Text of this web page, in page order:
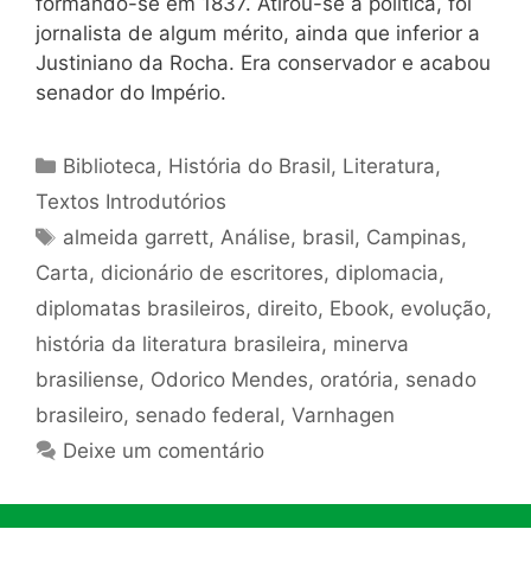
jornalista de algum mérito, ainda que inferior a
Justiniano da Rocha. Era conservador e acabou
senador do Império.
Categorias
Biblioteca, História do Brasil, Literatura,
Textos Introdutórios
Tags
almeida garrett, Análise, brasil, Campinas,
Carta, dicionário de escritores, diplomacia,
diplomatas brasileiros, direito, Ebook, evolução,
história da literatura brasileira, minerva
brasiliense, Odorico Mendes, oratória, senado
brasileiro, senado federal, Varnhagen
Deixe um comentário